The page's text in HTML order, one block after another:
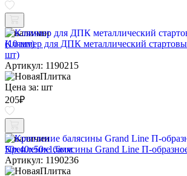
В наличии
Кляммер для ДПК металлический
шт)
Артикул: 1190215
Цена за: шт
205₽
В наличии
Крепление балясины Grand Line П-
Артикул: 1190236